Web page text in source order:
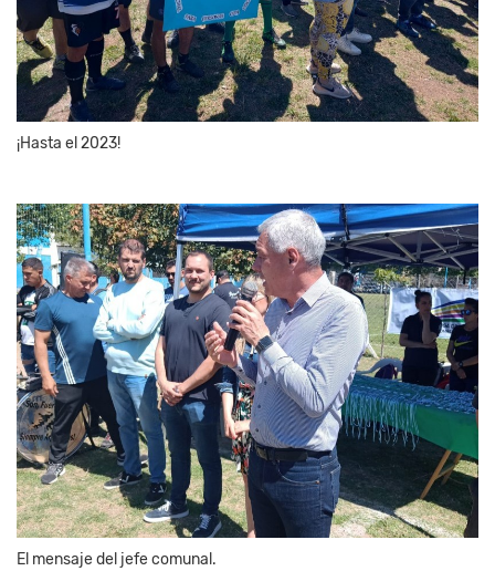
¡Hasta el 2023!
El mensaje del jefe comunal.